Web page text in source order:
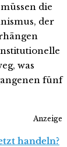
die
der
was
fünf
Anzeige
handeln?